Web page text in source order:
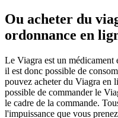
Ou acheter du
ordonnance en
Le Viagra est un
il est donc possible de
pouvez acheter du Viagra en
possible de commander le
le cadre de la commande.
l'impuissance que vous